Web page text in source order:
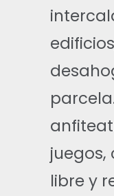
juegos,
libre y